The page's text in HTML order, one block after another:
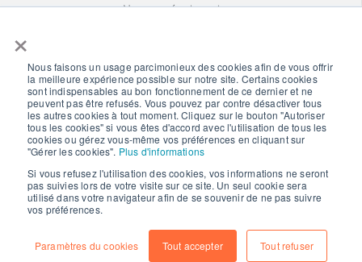
×
Nous faisons un usage parcimonieux des cookies afin de vous offrir
la meilleure expérience possible sur notre site. Certains cookies
sont indispensables au bon fonctionnement de ce dernier et ne
peuvent pas être refusés. Vous pouvez par contre désactiver tous
les autres cookies à tout moment. Cliquez sur le bouton "Autoriser
tous les cookies" si vous êtes d'accord avec l'utilisation de tous les
cookies ou gérez vous-même vos préférences en cliquant sur
"Gérer les cookies". Plus d'informations
Si vous refusez l'utilisation des cookies, vos informations ne seront
pas suivies lors de votre visite sur ce site. Un seul cookie sera
utilisé dans votre navigateur afin de se souvenir de ne pas suivre
vos préférences.
Paramètres du cookies Tout accepter Tout refuser
Nos coopérateur·rice·s
Déclaration vie privée
Mentions légales
Jobs
Copyright © 2025 NewB SCE